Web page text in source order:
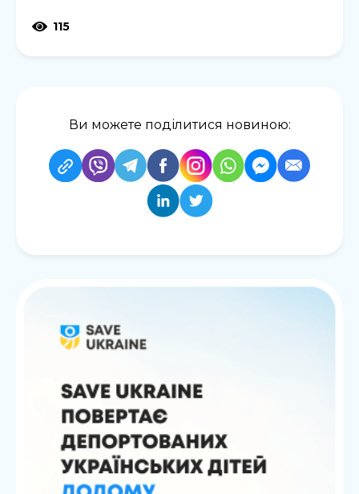
115
Ви можете поділитися новиною: